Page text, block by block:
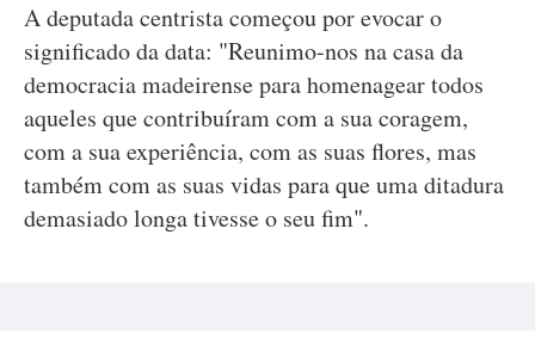
A deputada centrista começou por evocar o
significado da data: "Reunimo-nos na casa da
democracia madeirense para homenagear todos
aqueles que contribuíram com a sua coragem,
com a sua experiência, com as suas flores, mas
também com as suas vidas para que uma ditadura
demasiado longa tivesse o seu fim".